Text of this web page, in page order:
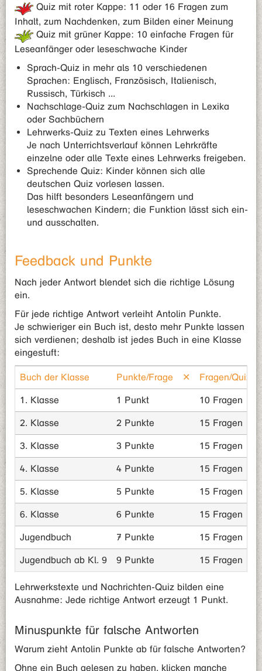
Quiz mit roter Kappe: 11 oder 16 Fragen zum
Inhalt, zum Nachdenken, zum Bilden einer Meinung
Quiz mit grüner Kappe: 10 einfache Fragen für
Leseanfänger oder leseschwache Kinder
Sprach-Quiz in mehr als 10 verschiedenen
Sprachen: Englisch, Französisch, Italienisch,
Russisch, Türkisch ...
Nachschlage-Quiz zum Nachschlagen in Lexika
oder Sachbüchern
Lehrwerks-Quiz zu Texten eines Lehrwerks
Je nach Unterrichtsverlauf können Lehrkräfte
einzelne oder alle Texte eines Lehrwerks freigeben.
Sprechende Quiz: Kinder können sich alle
deutschen Quiz vorlesen lassen.
Das hilft besonders Leseanfängern und
leseschwachen Kindern; die Funktion lässt sich ein-
und ausschalten.
Feedback und Punkte
Nach jeder Antwort blendet sich die richtige Lösung
ein.
Für jede richtige Antwort verleiht Antolin Punkte.
Je schwieriger ein Buch ist, desto mehr Punkte lassen
sich verdienen; deshalb ist jedes Buch in eine Klasse
eingestuft:
Buch der Klasse Punkte/Frage ✕ Fragen/Quiz
1. Klasse 1 Punkt 10 Fragen
2. Klasse 2 Punkte 15 Fragen
3. Klasse 3 Punkte 15 Fragen
4. Klasse 4 Punkte 15 Fragen
5. Klasse 5 Punkte 15 Fragen
6. Klasse 6 Punkte 15 Fragen
Jugendbuch 7 Punkte 15 Fragen
Jugendbuch ab Kl. 9 9 Punkte 15 Fragen
Lehrwerkstexte und Nachrichten-Quiz bilden eine
Ausnahme: Jede richtige Antwort erzeugt 1 Punkt.
Minuspunkte für falsche Antworten
Warum zieht Antolin Punkte ab für falsche Antworten?
Ohne ein Buch gelesen zu haben, klicken manche